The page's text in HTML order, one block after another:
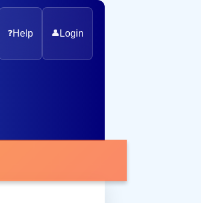
❓Help 👤Login